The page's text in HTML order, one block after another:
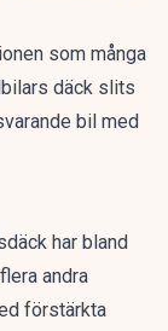
som många
däck slits
bil med
har bland
andra
förstärkta